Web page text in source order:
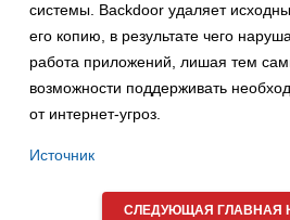
системы. Backdoor удаляет
его копию, в результате чего
работа приложений, лишая тем
возможности поддерживать
от интернет-угроз.
Источник
СЛЕДУЮЩАЯ ГЛАВНАЯ